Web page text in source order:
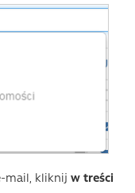
mail, kliknij w treści